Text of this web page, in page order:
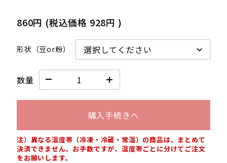
860円 (税込価格 928円 )
形状（豆or粉）
数量
購入手続きへ
注）異なる温度帯（冷凍・冷蔵・常温）の商品は、まとめて
決済できません。お手数ですが、温度帯ごとに分けてご注文
をお願いします。